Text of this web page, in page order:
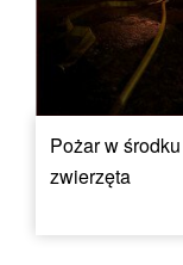
Pożar w
zwierzęta